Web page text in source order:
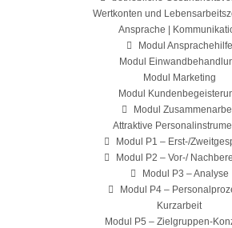
Wertkonten und
Ansprache |
Modul Ansprachehilfe
Modul
Modul Marketing
Modul
Modul
Attraktive
Modul P1 – Erst-/
Modul P2 – Vor-/
Modul P3 – Analyse
Modul P4 –
Kurzarbeit
Modul P5 – Zielgruppen-